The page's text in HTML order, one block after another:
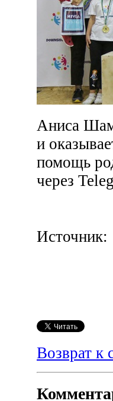
Аниса
и
помощь
через
Возврат к